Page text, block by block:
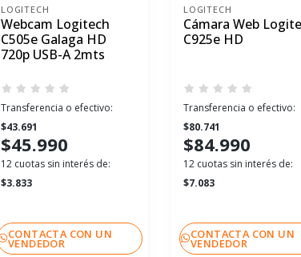
LOGITECH
Webcam Logitech
C505e Galaga HD
720p USB-A 2mts
Transferencia o efectivo:
$43.691
$45.990
12 cuotas sin interés de:
$3.833
CONTACTA CON UN
VENDEDOR
LOGITECH
Cámara Web
C925e HD
Transferencia o efectivo:
$80.741
$84.990
12 cuotas sin interés de:
$7.083
CONTACTA CON UN
VENDEDOR